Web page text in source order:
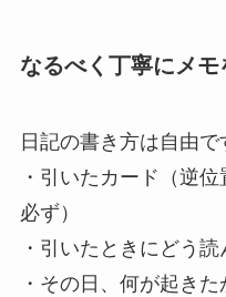
なるべく丁寧にメモ
日記の書き方は自由で
・引いたカード（逆
必ず）
・引いたときにどう読
・その日、何が起き